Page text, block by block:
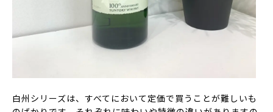
白州シリーズは、すべてにおいて定価で買うことが難しいも